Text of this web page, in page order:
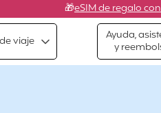
🎁eSIM de regalo
viaje
Ayuda,
y